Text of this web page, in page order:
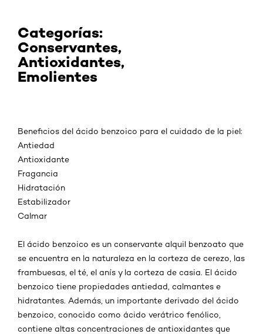
Categorías:
Conservantes,
Antioxidantes,
Emolientes
Beneficios del ácido benzoico para el cuidado de la piel:
Antiedad
Antioxidante
Fragancia
Hidratación
Estabilizador
Calmar
El ácido benzoico es un conservante alquil benzoato que
se encuentra en la naturaleza en la corteza de cerezo, las
frambuesas, el té, el anís y la corteza de casia. El ácido
benzoico tiene propiedades antiedad, calmantes e
hidratantes. Además, un importante derivado del ácido
benzoico, conocido como ácido verátrico fenólico,
contiene altas concentraciones de antioxidantes que